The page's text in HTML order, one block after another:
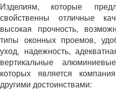
Изделиям, которые
свойственны отличные
высокая прочность,
типы оконных проемов,
уход, надежность,
вертикальные
которых является
другими достоинствами: